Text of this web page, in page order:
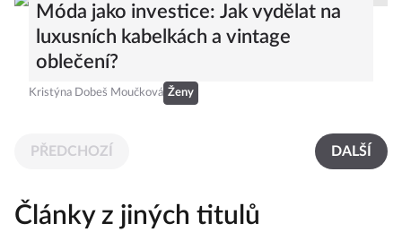
Móda jako investice: Jak vydělat na
luxusních kabelkách a vintage
oblečení?
Kristýna Dobeš Moučková Ženy
PŘEDCHOZÍ DALŠÍ
Články z jiných titulů